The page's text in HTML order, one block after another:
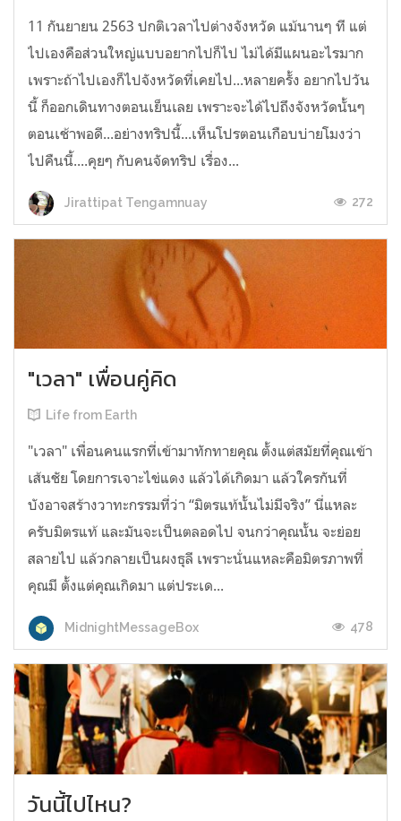
11 กันยายน 2563 ปกติเวลาไปต่างจังหวัด แม้นานๆ ที แต่
ไปเองคือส่วนใหญ่แบบอยากไปก็ไป ไม่ได้มีแผนอะไรมาก
เพราะถ้าไปเองก็ไปจังหวัดที่เคยไป...หลายครั้ง อยากไปวัน
นี้ ก็ออกเดินทางตอนเย็นเลย เพราะจะได้ไปถึงจังหวัดนั้นๆ
ตอนเช้าพอดี...อย่างทริปนี้...เห็นโปรตอนเกือบบ่ายโมงว่า
ไปคืนนี้....คุยๆ กับคนจัดทริป เรื่อง...
Jirattipat Tengamnuay 272
"เวลา" เพื่อนคู่คิด
Life from Earth
"เวลา" เพื่อนคนแรกที่เข้ามาทักทายคุณ ตั้งแต่สมัยที่คุณเข้า
เส้นชัย โดยการเจาะไข่แดง แล้วได้เกิดมา แล้วใครกันที่
บังอาจสร้างวาทะกรรมที่ว่า “มิตรแท้นั้นไม่มีจริง” นี่แหละ
ครับมิตรแท้ และมันจะเป็นตลอดไป จนกว่าคุณนั้น จะย่อย
สลายไป แล้วกลายเป็นผงธุลี เพราะนั่นแหละคือมิตรภาพที่
คุณมี ตั้งแต่คุณเกิดมา แต่ประเด...
MidnightMessageBox 478
วันนี้ไปไหน?